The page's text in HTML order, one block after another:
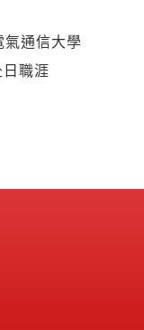
通信大學
職涯